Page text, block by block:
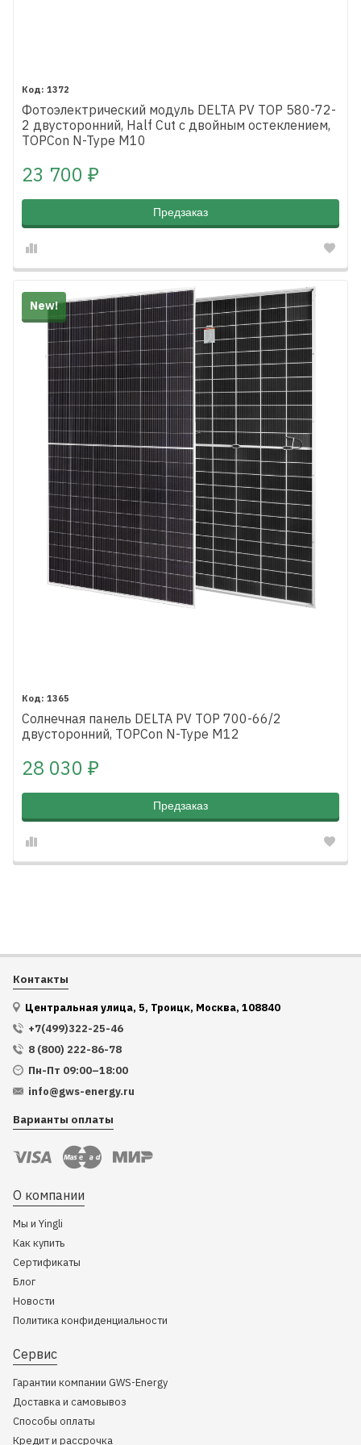
1372
Фотоэлектрический модуль DELTA PV TOP 580-72-
2 двусторонний, Half Cut с двойным остеклением,
TOPCon N-Type M10
23 700 ₽
Предзаказ
New!
1365
Солнечная панель DELTA PV TOP 700-66/2
двусторонний, TOPCon N-Type M12
28 030 ₽
Предзаказ
Контакты
Центральная улица, 5, Троицк, Москва, 108840
+7(499)322-25-46
8 (800) 222-86-78
Пн-Пт 09:00–18:00
info@gws-energy.ru
Варианты оплаты
О компании
Мы и Yingli
Как купить
Сертификаты
Блог
Новости
Политика конфиденциальности
Сервис
Гарантии компании GWS-Energy
Доставка и самовывоз
Способы оплаты
Кредит и рассрочка